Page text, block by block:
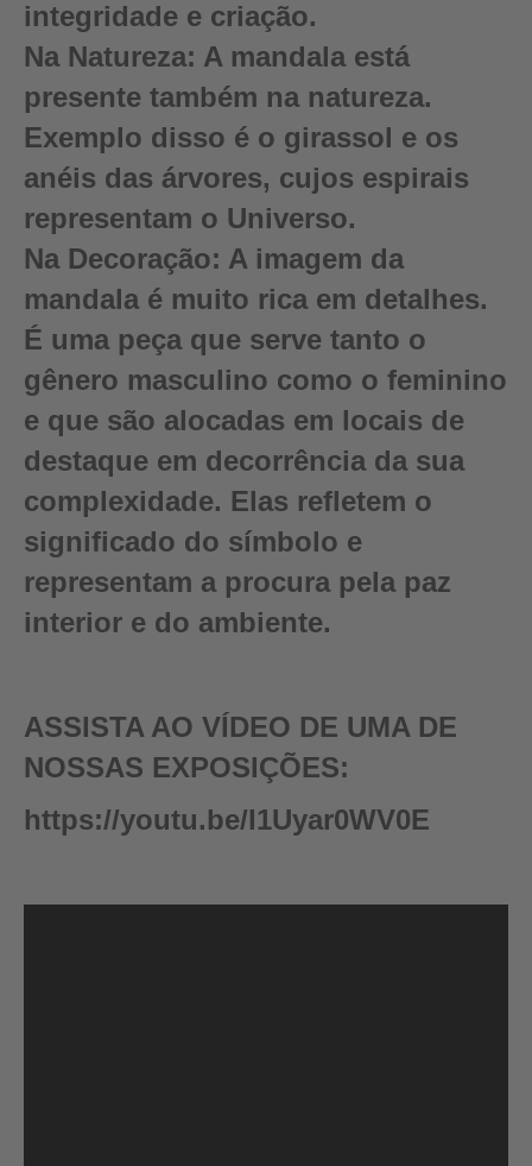
integridade e criação.
Na Natureza: A mandala está
presente também na natureza.
Exemplo disso é o girassol e os
anéis das árvores, cujos espirais
representam o Universo.
Na Decoração: A imagem da
mandala é muito rica em detalhes.
É uma peça que serve tanto o
gênero masculino como o feminino
e que são alocadas em locais de
destaque em decorrência da sua
complexidade. Elas refletem o
significado do símbolo e
representam a procura pela paz
interior e do ambiente.
ASSISTA AO VÍDEO DE UMA DE
NOSSAS EXPOSIÇÕES:
https://youtu.be/I1Uyar0WV0E